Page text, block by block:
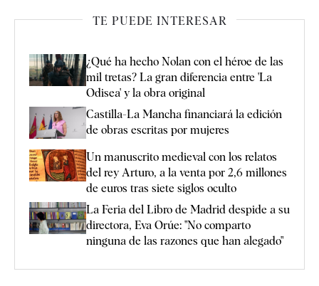
TE PUEDE INTERESAR
¿Qué ha hecho Nolan con el héroe de las
mil tretas? La gran diferencia entre 'La
Odisea' y la obra original
Castilla-La Mancha financiará la edición
de obras escritas por mujeres
Un manuscrito medieval con los relatos
del rey Arturo, a la venta por 2,6 millones
de euros tras siete siglos oculto
La Feria del Libro de Madrid despide a su
directora, Eva Orúe: "No comparto
ninguna de las razones que han alegado"